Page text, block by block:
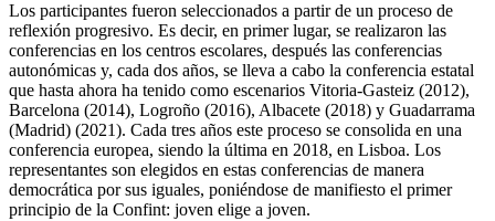
Los participantes fueron seleccionados a partir de un proceso de
reflexión progresivo. Es decir, en primer lugar, se realizaron las
conferencias en los centros escolares, después las conferencias
autonómicas y, cada dos años, se lleva a cabo la conferencia estatal
que hasta ahora ha tenido como escenarios Vitoria-Gasteiz (2012),
Barcelona (2014), Logroño (2016), Albacete (2018) y Guadarrama
(Madrid) (2021). Cada tres años este proceso se consolida en una
conferencia europea, siendo la última en 2018, en Lisboa. Los
representantes son elegidos en estas conferencias de manera
democrática por sus iguales, poniéndose de manifiesto el primer
principio de la Confint: joven elige a joven.